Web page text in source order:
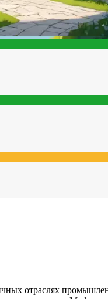
отраслях